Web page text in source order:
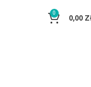
0
0,00